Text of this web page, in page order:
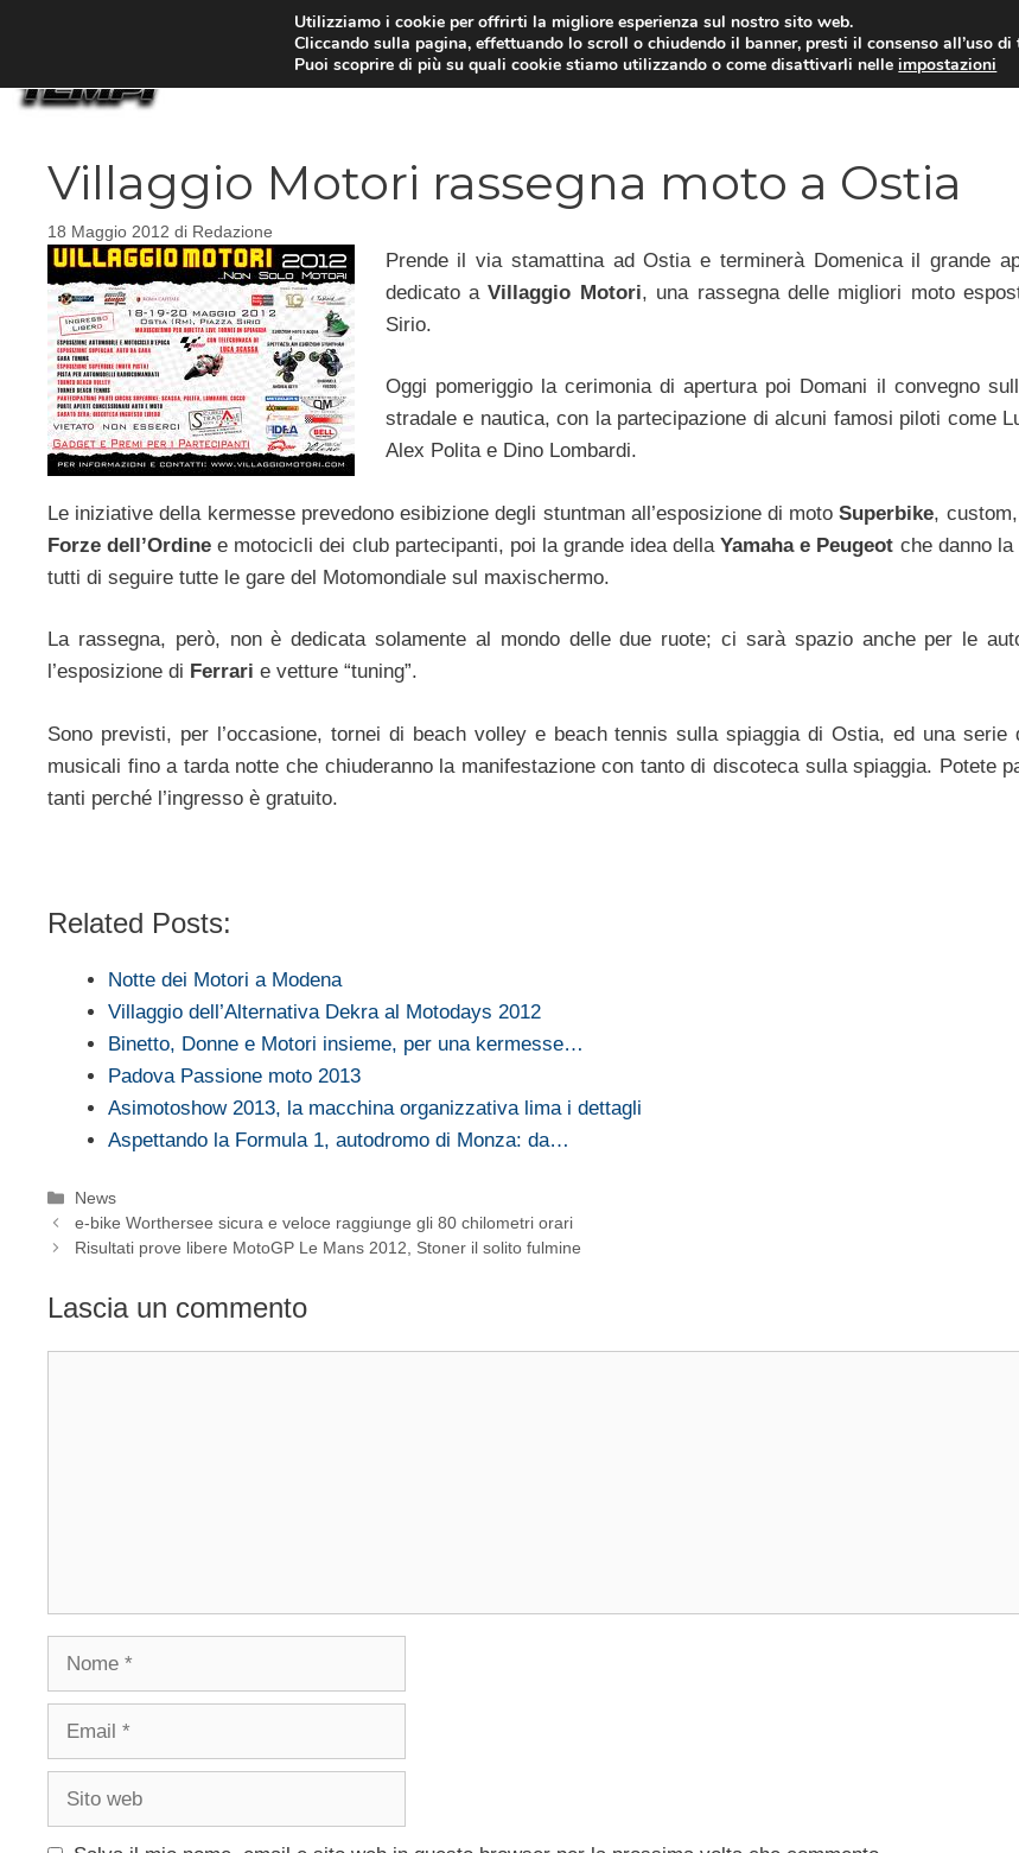
MOTO NEWS
Villaggio Motori rassegna moto a Ostia
18 Maggio 2012 di Redazione
Prende il via stamattina ad Ostia e terminerà Domenica il grande
dedicato aVillaggio Motori, una rassegna delle migliori moto
Sirio.
Oggi pomeriggio la cerimonia di apertura poi Domani il convegno
stradale e nautica, con la partecipazione di alcuni famosi piloti come
Alex Polita e Dino Lombardi.
Le iniziative della kermesse prevedono esibizione degli stuntman all’esposizione di motoSuperbike,
Forze dell’Ordine e motocicli dei club partecipanti, poi la grande idea dellaYamaha e Peugeot che danno
tutti di seguire tutte le gare del Motomondiale sul maxischermo.
La rassegna, però, non è dedicata solamente al mondo delle due ruote; ci sarà spazio anche per le
l’esposizione di Ferrari e vetture “tuning”.
Sono previsti, per l’occasione, tornei di beach volley e beach tennis sulla spiaggia di Ostia, ed una serie
musicali fino a tarda notte che chiuderanno la manifestazione con tanto di discoteca sulla spiaggia. Potete
tanti perché l’ingresso è gratuito.
Related Posts:
Notte dei Motori a Modena
Villaggio dell’Alternativa Dekra al Motodays 2012
Binetto, Donne e Motori insieme, per una kermesse…
Padova Passione moto 2013
Asimotoshow 2013, la macchina organizzativa lima i dettagli
Aspettando la Formula 1, autodromo di Monza: da…
Categorie
News
e-bike Worthersee sicura e veloce raggiunge gli 80 chilometri orari
Risultati prove libere MotoGP Le Mans 2012, Stoner il solito fulmine
Lascia un commento
Utilizziamo i cookie per offrirti la migliore esperienza sul nostro sito web.
Cliccando sulla pagina, effettuando lo scroll o chiudendo il banner, presti il consenso all’uso
Puoi scoprire di più su quali cookie stiamo utilizzando o come disattivarli nelleimpostazioni